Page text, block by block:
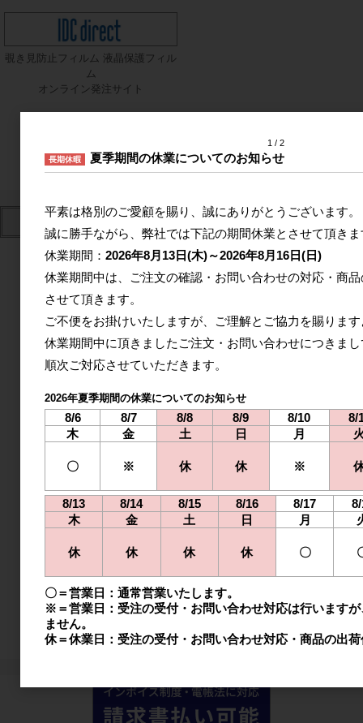
覗き見防止フィルム 液晶保護フィル
ム
オンライン発注サイト
2026年8月
日 月 火 水 木 金 土
5
9 10 11 12 13
23 26 28 29
30 31
2026年9月
日 火 水 金
1 2 3 4 5
6 9 11
13 15 16 17
20 21 22 23 24 25 26
27 28 29 30
1 2
長期休暇 夏季期間の休業についてのお知らせ
平素は格別のご愛顧を賜り、誠にありがとうございます。
誠に勝手ながら、弊社では下記の期間休業とさせて頂き
休業期間： 2026年8月13日(木)～2026年8月16日(日)
休業期間中は、ご注文の確認・お問い合わせの対応・商
させて頂きます。
ご不便をお掛けいたしますが、ご理解とご協力を賜りま
休業期間中に頂きましたご注文・お問い合わせにつきま
順次ご対応させていただきます。
2026年夏季期間の休業についてのお知らせ
8/6
木
〇
8/7
金
※
8/8
土
休
8/9
日
休
8/10
月
※
8/
8/13
木
休
8/14
金
休
8/15
土
休
8/16
日
休
8/17
月
〇
〇＝営業日：通常営業いたします。
※＝営業日：受注の受付・お問い合わせ対応は行います
ません。
休＝休業日：受注の受付・お問い合わせ対応・商品の出